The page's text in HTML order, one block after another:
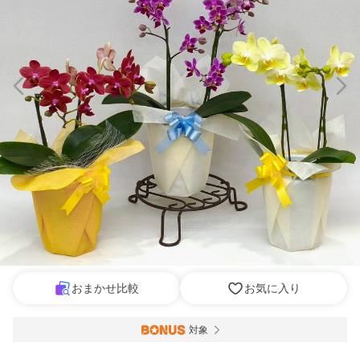
おまかせ比較 お気に入り
対象